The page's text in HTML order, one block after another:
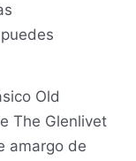
Old
The Glenlivet
amargo de